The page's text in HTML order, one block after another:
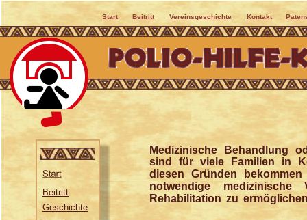
Start Beitritt Vereinsgeschichte Kontakt
Beitritt
Geschichte
Medizinische Behandlung
sind für viele Familien in
diesen Gründen
notwendige
Rehabilitation zu